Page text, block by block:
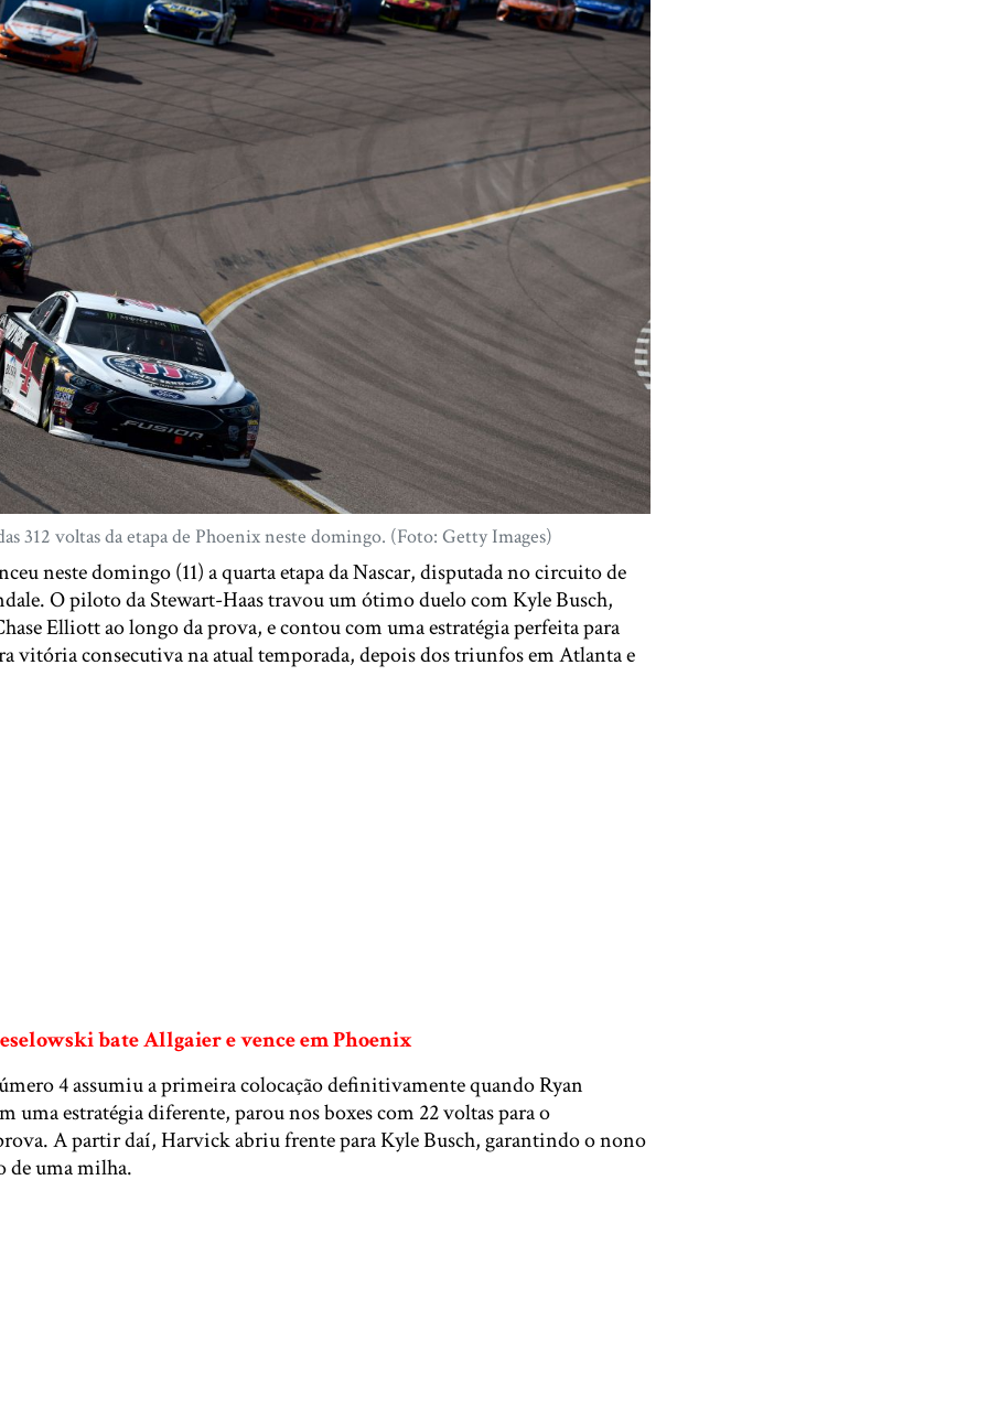
312 voltas da etapa de Phoenix neste domingo. (Foto: Getty Images)
neste domingo (11) a quarta etapa da Nascar, disputada no circuito de
O piloto da Stewart-Haas travou um ótimo duelo com Kyle Busch,
Elliott ao longo da prova, e contou com uma estratégia perfeita para
vitória consecutiva na atual temporada, depois dos triunfos em Atlanta e
bate Allgaier e vence em Phoenix
4 assumiu a primeira colocação definitivamente quando Ryan
uma estratégia diferente, parou nos boxes com 22 voltas para o
A partir daí, Harvick abriu frente para Kyle Busch, garantindo o nono
uma milha.